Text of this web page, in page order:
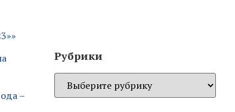
–
Рубрики